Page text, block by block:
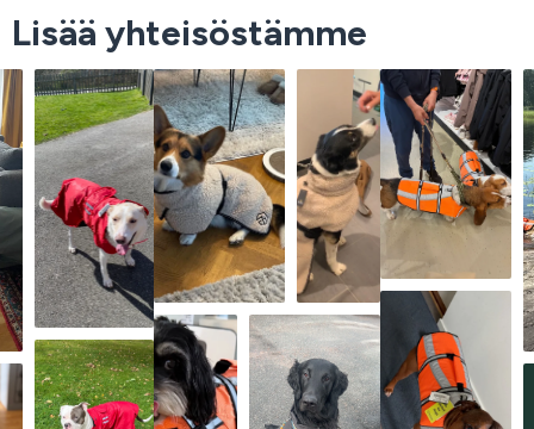
Lisää yhteisöstämme